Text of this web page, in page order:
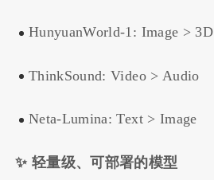
HunyuanWorld-1: Image > 3D
ThinkSound: Video > Audio
Neta-Lumina: Text > Image
✨ 轻量级、可部署的模型